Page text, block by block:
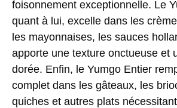
foisonnement exceptionnelle. Le
quant à lui, excelle dans les
les mayonnaises, les sauces
apporte une texture onctueuse et
dorée. Enfin, le Yumgo Entier
complet dans les gâteaux, les
quiches et autres plats